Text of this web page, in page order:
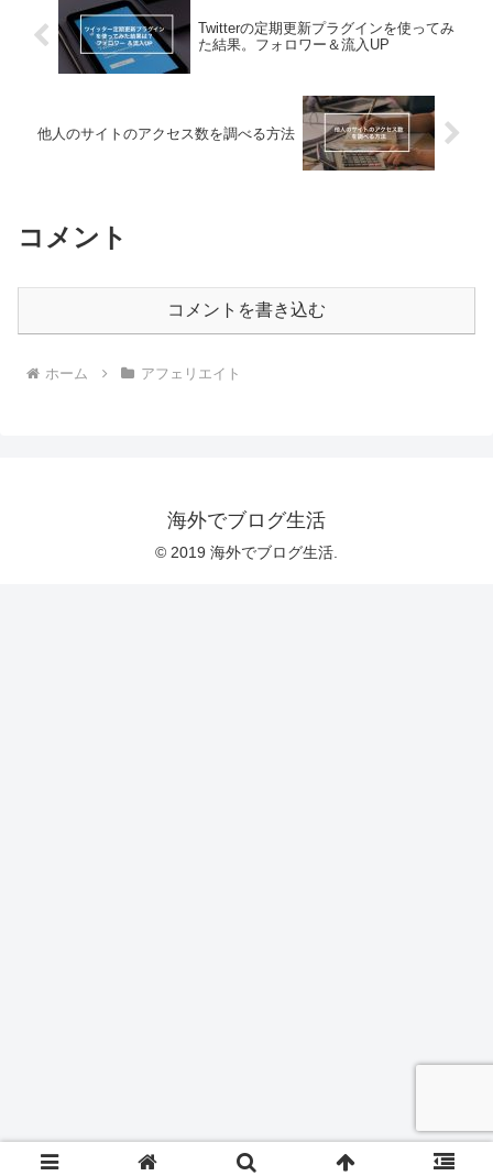
Twitterの定期更新プラグインを使ってみ
た結果。フォロワー＆流入UP
他人のサイトのアクセス数を調べる方法
コメント
コメントを書き込む
ホーム アフェリエイト
海外でブログ生活
© 2019 海外でブログ生活.